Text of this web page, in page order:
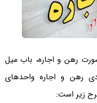
رهن و اجاره، باب میل
رهن و اجاره واحدهای
زیر است: